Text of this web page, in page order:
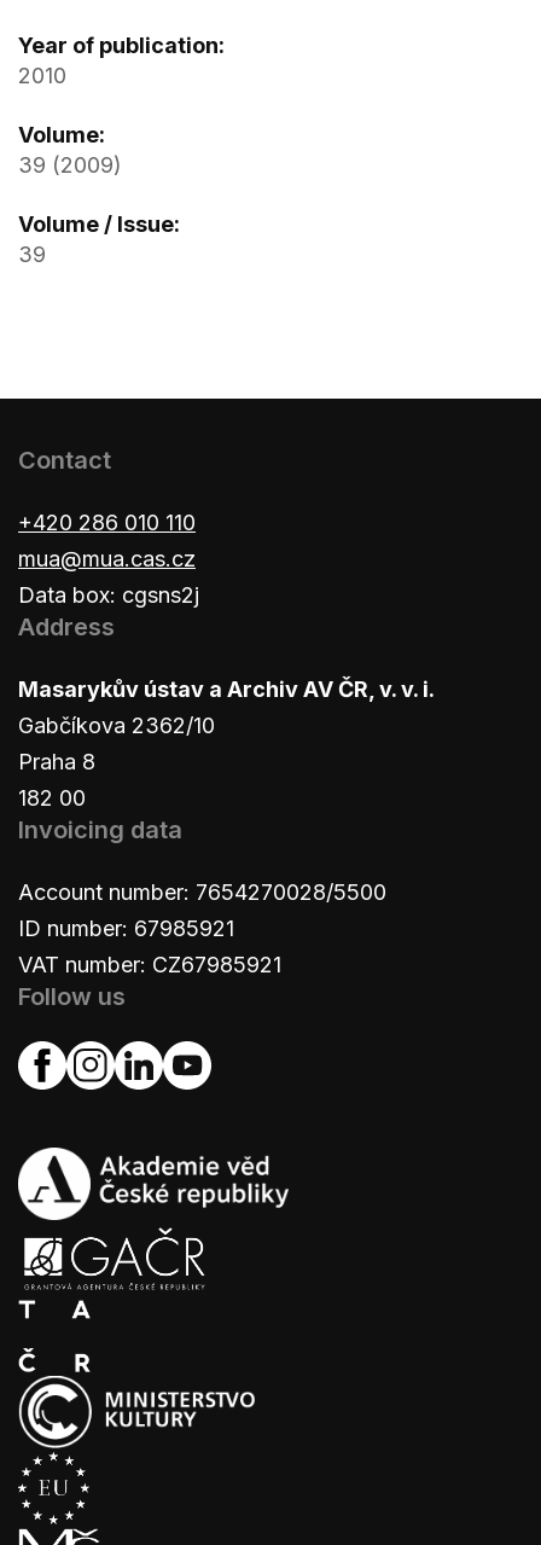
Year of publication:
2010
Volume:
39 (2009)
Volume / Issue:
39
Contact
+420 286 010 110
mua@mua.cas.cz
Data box: cgsns2j
Address
Masarykův ústav a Archiv AV ČR, v. v. i.
Gabčíkova 2362/10
Praha 8
182 00
Invoicing data
Account number: 7654270028/5500
ID number: 67985921
VAT number: CZ67985921
Follow us